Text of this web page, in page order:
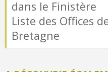
dans le Finistère
Liste des Offices
Bretagne